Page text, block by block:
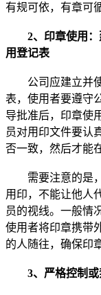
有规可依，有章可
2、印章使用：
用登记表
公司应建立并使
表，使用者要遵守
导批准后，印章使
员对用印文件要认
否一致，然后才能
需要注意的是，
用印，不能让他人
员的视线。一般情
使用者将印章携带
的人随往，确保印
3、严格控制或